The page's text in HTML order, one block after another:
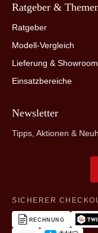
Ratgeber &
Ratgeber
Modell-Vergleich
Lieferung & Showroom
Einsatzbereiche
Newsletter
Tipps, Aktionen &
SICHERER
RECHNUNG